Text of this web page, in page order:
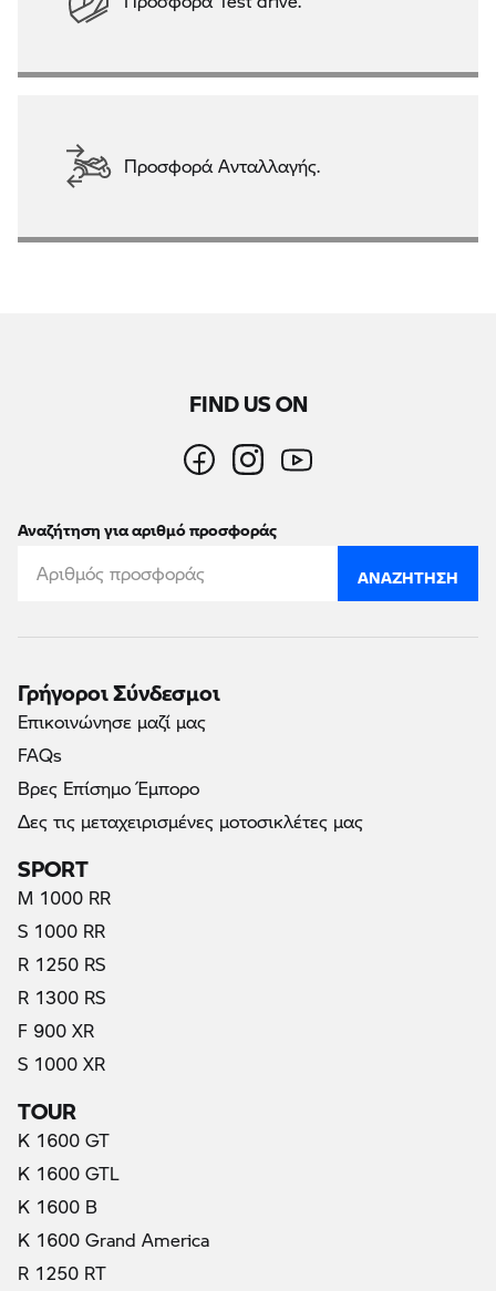
Προσφορά Ανταλλαγής.
FIND US ON
Αναζήτηση για αριθμό προσφοράς
ΑΝΑΖΉΤΗΣΗ
Γρήγοροι Σύνδεσμοι
Επικοινώνησε μαζί μας
FAQs
Βρες Επίσημο Έμπορο
Δες τις μεταχειρισμένες μοτοσικλέτες μας
SPORT
M 1000 RR
S 1000 RR
R 1250 RS
R 1300 RS
F 900 XR
S 1000 XR
TOUR
K 1600 GT
K 1600 GTL
K 1600 B
K 1600 Grand America
R 1250 RT